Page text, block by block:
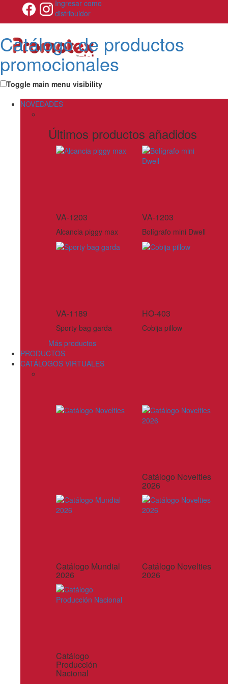
Ingresar como
distribuidor
Catálogo de productos
promocionales
Toggle main menu visibility
NOVEDADES
Últimos productos añadidos
VA-1203
Alcancia piggy max
VA-1203
Bolígrafo mini Dwell
VA-1189
Sporty bag garda
HO-403
Cobija pillow
Más productos
PRODUCTOS
CATÁLOGOS VIRTUALES
Catálogo Novelties
2026
Catálogo Mundial
2026
Catálogo Novelties
2026
Catálogo
Producción
Nacional